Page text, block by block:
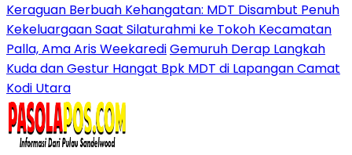
Keraguan Berbuah Kehangatan: MDT Disambut Penuh
Kekeluargaan Saat Silaturahmi ke Tokoh Kecamatan
Palla, Ama Aris WeekarediGemuruh Derap Langkah
Kuda dan Gestur Hangat Bpk MDT di Lapangan Camat
Kodi Utara